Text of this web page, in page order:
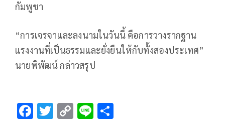
กัมพูชา
“การเจรจาและลงนามในวันนี้ คือการวางรากฐาน
แรงงานที่เป็นธรรมและยั่งยืนให้กับทั้งสองประเทศ”
นายพิพัฒน์ กล่าวสรุป
F T C Li